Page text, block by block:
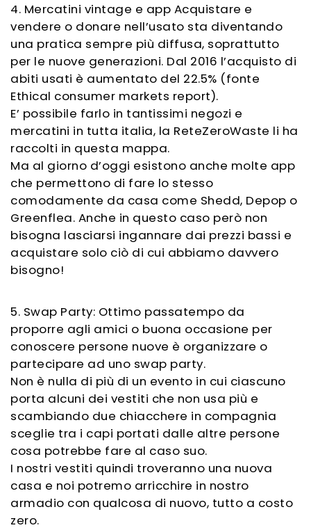
4. Mercatini vintage e app Acquistare e
vendere o donare nell’usato sta diventando
una pratica sempre più diffusa, soprattutto
per le nuove generazioni. Dal 2016 l’acquisto di
abiti usati è aumentato del 22.5% (fonte
Ethical consumer markets report).
E’ possibile farlo in tantissimi negozi e
mercatini in tutta italia, la ReteZeroWaste li ha
raccolti in questa mappa.
Ma al giorno d’oggi esistono anche molte app
che permettono di fare lo stesso
comodamente da casa come Shedd, Depop o
Greenflea. Anche in questo caso però non
bisogna lasciarsi ingannare dai prezzi bassi e
acquistare solo ciò di cui abbiamo davvero
bisogno!
5. Swap Party: Ottimo passatempo da
proporre agli amici o buona occasione per
conoscere persone nuove è organizzare o
partecipare ad uno swap party.
Non è nulla di più di un evento in cui ciascuno
porta alcuni dei vestiti che non usa più e
scambiando due chiacchere in compagnia
sceglie tra i capi portati dalle altre persone
cosa potrebbe fare al caso suo.
I nostri vestiti quindi troveranno una nuova
casa e noi potremo arricchire in nostro
armadio con qualcosa di nuovo, tutto a costo
zero.